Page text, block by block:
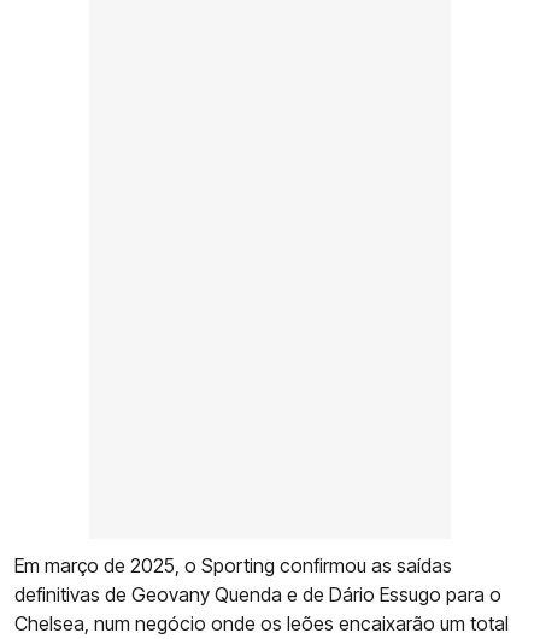
Em março de 2025, o Sporting confirmou as saídas
definitivas de Geovany Quenda e de Dário Essugo para o
Chelsea, num negócio onde os leões encaixarão um total